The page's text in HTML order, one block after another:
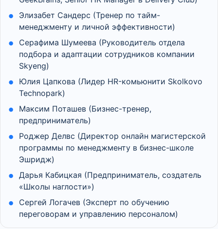
Элизабет Сандерс (Тренер по тайм-
менеджменту и личной эффективности)
Серафима Шумеева (Руководитель отдела
подбора и адаптации сотрудников компании
Skyeng)
Юлия Цапкова (Лидер HR-комьюнити Skolkovo
Technopark)
Максим Поташев (Бизнес-тренер,
предприниматель)
Роджер Делвс (Директор онлайн магистерской
программы по менеджменту в бизнес-школе
Эшридж)
Дарья Кабицкая (Предприниматель, создатель
«Школы наглости»)
Сергей Логачев (Эксперт по обучению
переговорам и управлению персоналом)